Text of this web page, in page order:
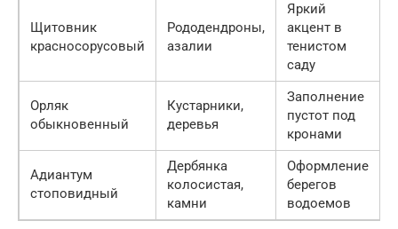
Щитовник
красносорусовый
Рододендроны,
азалии
Яркий
акцент в
тенистом
саду
Орляк
обыкновенный
Кустарники,
деревья
Заполнение
пустот под
кронами
Адиантум
стоповидный
Дербянка
колосистая,
камни
Оформление
берегов
водоемов